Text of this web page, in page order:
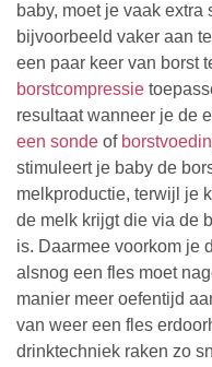
baby, moet je vaak
bijvoorbeeld vaker aan
een paar keer van borst
borstcompressie
resultaat wanneer je de
een sonde of
stimuleert je baby de
melkproductie, terwijl je
de melk krijgt die via de
is. Daarmee voorkom je
alsnog een fles moet
manier meer oefentijd
van weer een fles
drinktechniek raken zo